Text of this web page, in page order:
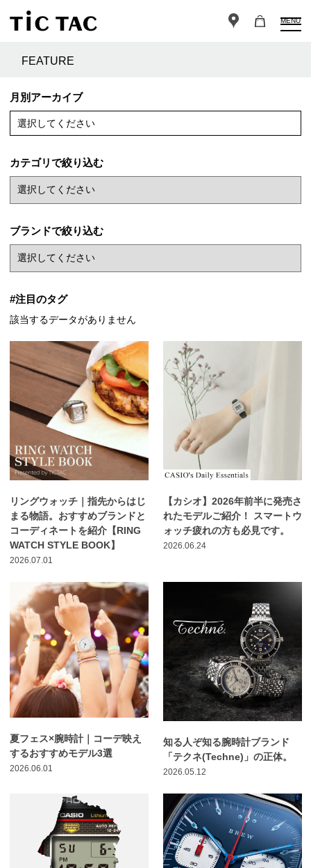
MENU
FEATURE
月別アーカイブ
選択してください
カテゴリで絞り込む
ブランドで絞り込む
#注目のタグ
該当するデータがありません
リングウォッチ｜指先からはじ
まる物語。おすすめブランドと
コーディネートを紹介【RING
WATCH STYLE BOOK】
2026.07.01
【カシオ】2026年前半に発売さ
れたモデルご紹介！ スマートウ
ォッチ疲れの方も必見です。
2026.06.24
夏フェス×腕時計｜コーデ映え
するおすすめモデル3選
2026.06.01
知る人ぞ知る腕時計ブランド
「テクネ(Techne)」の正体。
2026.05.12